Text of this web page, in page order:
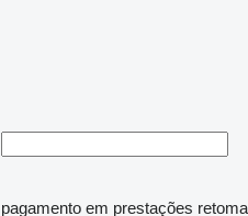
pagamento em prestações retoma